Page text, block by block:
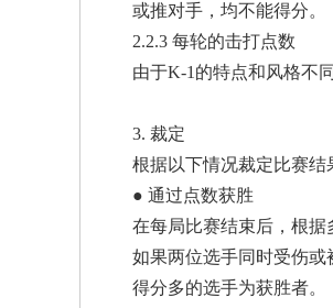
或推对手，均不能得分。
2.2.3 每轮的击打点数
由于K-1的特点和风格不
3. 裁定
根据以下情况裁定比赛结
● 通过点数获胜
在每局比赛结束后，根据
如果两位选手同时受伤或
得分多的选手为获胜者。